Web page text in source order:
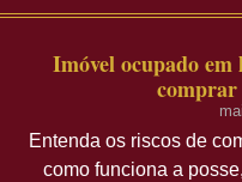
Imóvel ocupado em
comprar
Entenda os riscos de
como funciona a